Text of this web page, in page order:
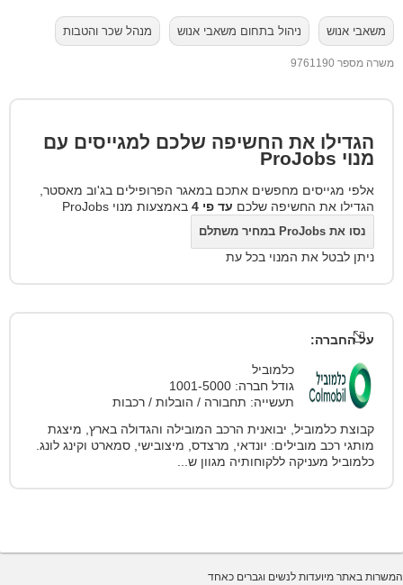
משאבי אנוש ניהול בתחום משאבי אנוש מנהל שכר והטבות
משרה מספר 9761190
הגדילו את החשיפה שלכם למגייסים עם
מנוי ProJobs
אלפי מגייסים מחפשים אתכם במאגר הפרופילים בג'וב מאסטר,
הגדילו את החשיפה שלכם עד פי 4 באמצעות מנוי ProJobs
נסו את ProJobs במחיר משתלם
ניתן לבטל את המנוי בכל עת
על החברה:
כלמוביל
גודל חברה: 1001-5000
תעשייה: תחבורה / הובלות / רכבות
קבוצת כלמוביל, יבואנית הרכב המובילה והגדולה בארץ, מיצגת
מותגי רכב מובילים: יונדאי, מרצדס, מיצובישי, סמארט וקינג לונג.
כלמוביל מעניקה ללקוחותיה מגוון ש...
המשרות באתר מיועדות לנשים וגברים כאחד